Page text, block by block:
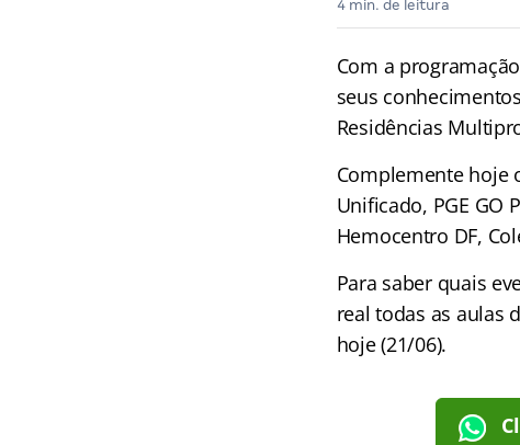
4 min. de leitura
Com a
seus
Residências
Complemente hoje
Unificado, PGE GO
Hemocentro DF,
Para saber quais
real todas as aulas
hoje (21/06).